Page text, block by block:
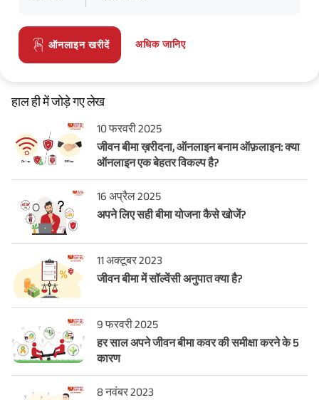
ऑनलाइन खरीदें अधिक जानिए
हाल ही में जोड़े गए लेख
10 फरवरी 2025
जीवन बीमा ख़रीदना, ऑनलाइन बनाम ऑफ़लाइन: क्या
ऑनलाइन एक बेहतर विकल्प है?
16 अप्रैल 2025
अपने लिए सही बीमा योजना कैसे खोजें?
11 अक्टूबर 2023
जीवन बीमा में सॉल्वेंसी अनुपात क्या है?
9 फरवरी 2025
हर साल अपने जीवन बीमा कवर की समीक्षा करने के 5
कारण
8 नवंबर 2023